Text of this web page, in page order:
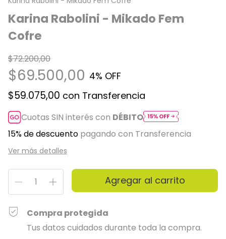
Karina Rabolini - Mikado Fem
Cofre
$72.200,00
$69.500,00 4% OFF
$59.075,00 con Transferencia
Cuotas SIN interés con DÉBITO
15% de descuento pagando con Transferencia
Ver más detalles
Compra protegida
Tus datos cuidados durante toda la compra.